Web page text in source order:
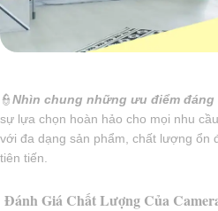
👮Nhìn chung những ưu điểm đáng
sự lựa chọn hoàn hảo cho mọi nhu
với đa dạng sản phẩm, chất lượng ổn
tiên tiến.
Đánh Giá Chất Lượng Của